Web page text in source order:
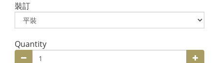
裝訂
Quantity